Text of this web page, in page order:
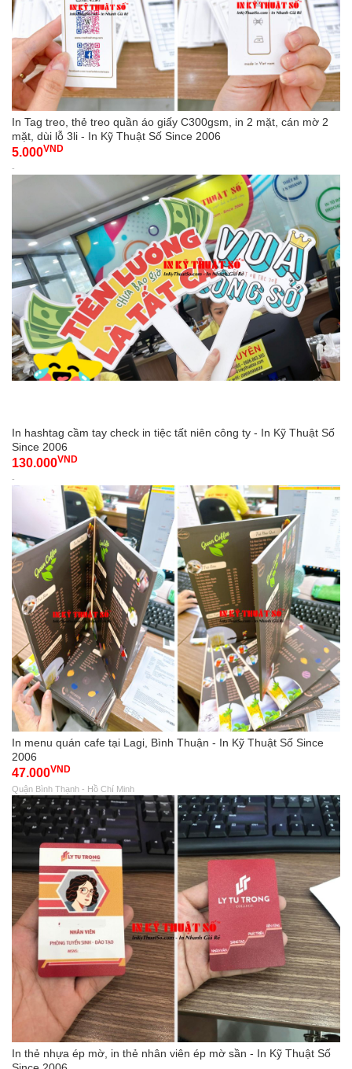
In Tag treo, thẻ treo quần áo giấy C300gsm, in 2 mặt, cán mờ 2
mặt, dùi lỗ 3li - In Kỹ Thuật Số Since 2006
5.000VND
-
In hashtag cầm tay check in tiệc tất niên công ty - In Kỹ Thuật Số
Since 2006
130.000VND
-
In menu quán cafe tại Lagi, Bình Thuận - In Kỹ Thuật Số Since
2006
47.000VND
Quận Bình Thạnh - Hồ Chí Minh
In thẻ nhựa ép mờ, in thẻ nhân viên ép mờ sần - In Kỹ Thuật Số